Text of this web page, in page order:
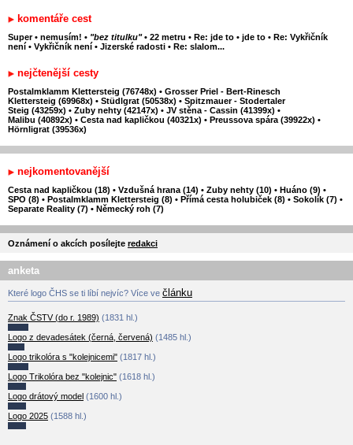
komentáře cest
Super • nemusím! • "bez titulku" • 22 metru • Re: jde to • jde to • Re: Vykřičník
není • Vykřičník není • Jizerské radosti • Re: slalom...
nejčtenější cesty
Postalmklamm Klettersteig (76748x) • Grosser Priel - Bert-Rinesch
Klettersteig (69968x) • Stüdlgrat (50538x) • Spitzmauer - Stodertaler
Steig (43259x) • Zuby nehty (42147x) • JV stěna - Cassin (41399x) •
Malibu (40892x) • Cesta nad kapličkou (40321x) • Preussova spára (39922x) •
Hörnligrat (39536x)
nejkomentovanější
Cesta nad kapličkou (18) • Vzdušná hrana (14) • Zuby nehty (10) • Huáno (9) •
SPO (8) • Postalmklamm Klettersteig (8) • Přímá cesta holubiček (8) • Sokolík (7) •
Separate Reality (7) • Německý roh (7)
Oznámení o akcích posílejte redakci
anketa
Které logo ČHS se ti líbí nejvíc? Více ve článku
Znak ČSTV (do r. 1989) (1831 hl.)
Logo z devadesátek (černá, červená) (1485 hl.)
Logo trikolóra s "kolejnicemi" (1817 hl.)
Logo Trikolóra bez "kolejnic" (1618 hl.)
Logo drátový model (1600 hl.)
Logo 2025 (1588 hl.)